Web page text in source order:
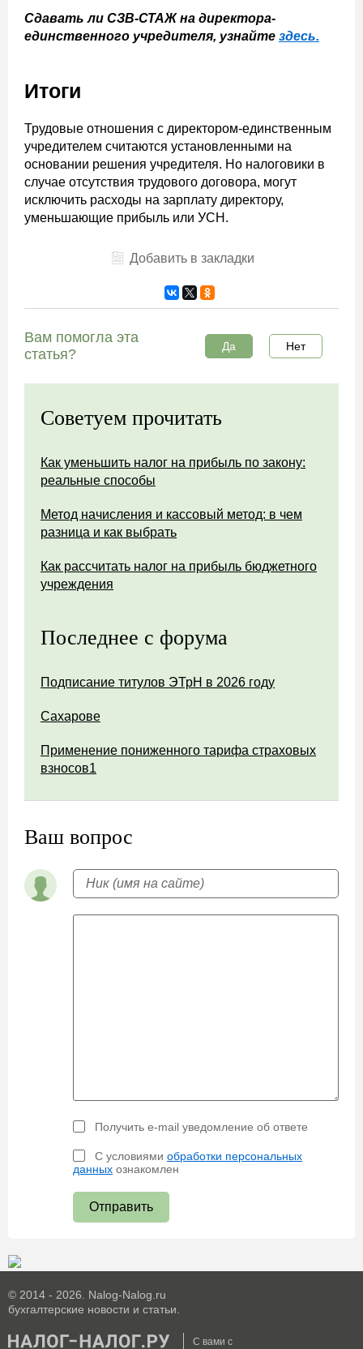
Сдавать ли СЗВ-СТАЖ на директора-
единственного учредителя, узнайте здесь.
Итоги
Трудовые отношения с директором-единственным
учредителем считаются установленными на
основании решения учредителя. Но налоговики в
случае отсутствия трудового договора, могут
исключить расходы на зарплату директору,
уменьшающие прибыль или УСН.
Добавить в закладки
Вам помогла эта
статья?
Да Нет
Советуем прочитать
Как уменьшить налог на прибыль по закону:
реальные способы
Метод начисления и кассовый метод: в чем
разница и как выбрать
Как рассчитать налог на прибыль бюджетного
учреждения
Последнее с форума
Подписание титулов ЭТрН в 2026 году
Сахарове
Применение пониженного тарифа страховых
взносов1
Ваш вопрос
Получить e-mail уведомление об ответе
С условиями обработки персональных
данных ознакомлен
Отправить
© 2014 - 2026. Nalog-Nalog.ru
бухгалтерские новости и статьи.
С вами с